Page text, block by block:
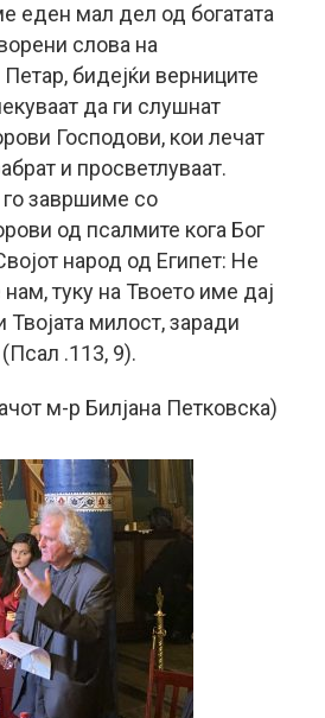
еден мал дел од богатата
слова на
бидејќи верниците
да ги слушнат
Господови, кои лечат
и просветлуваат.
завршиме со
од псалмите кога Бог
народ од Египет: Не
туку на Твоето име дај
Твојата милост, заради
.113, 9).
м-р Билјана Петковска)